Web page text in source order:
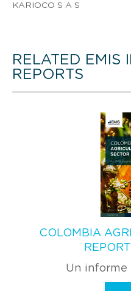
KARIOCO S A S
RELATED EMIS
REPORTS
COLOMBIA
Un informe